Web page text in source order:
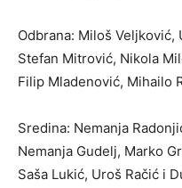
Odbrana: Miloš Veljković,
Stefan Mitrović, Nikola
Filip Mladenović, Mihailo
Sredina: Nemanja
Nemanja Gudelj, Marko
Saša Lukić, Uroš Račić i